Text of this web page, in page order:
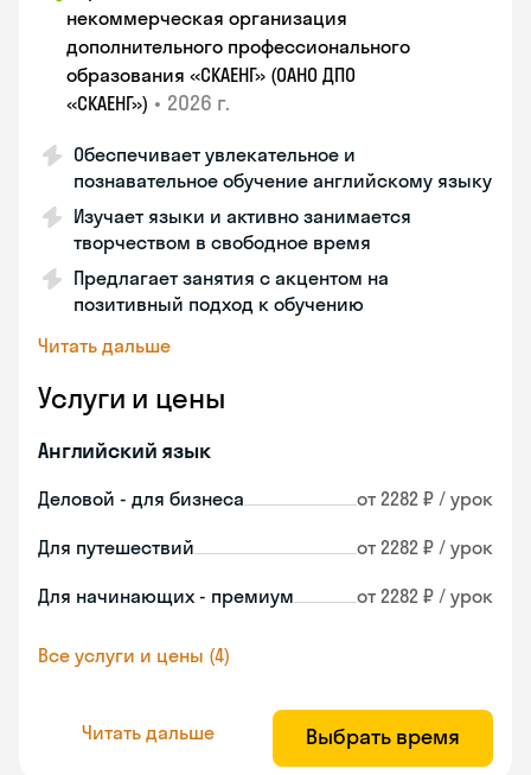
некоммерческая организация
дополнительного профессионального
образования «СКАЕНГ» (ОАНО ДПО
«СКАЕНГ») • 2026 г.
Обеспечивает увлекательное и
познавательное обучение английскому языку
Изучает языки и активно занимается
творчеством в свободное время
Предлагает занятия с акцентом на
позитивный подход к обучению
Читать дальше
Услуги и цены
Английский язык
Деловой - для бизнеса от 2282 ₽ / урок
Для путешествий от 2282 ₽ / урок
Для начинающих - премиум от 2282 ₽ / урок
Все услуги и цены (4)
Читать дальше Выбрать время